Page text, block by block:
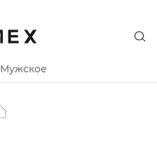
Мужское